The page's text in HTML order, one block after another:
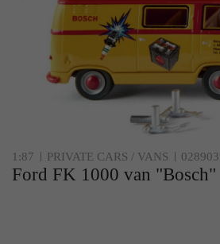
1:87 PRIVATE CARS / VANS 028903
Ford FK 1000 van "Bosch"